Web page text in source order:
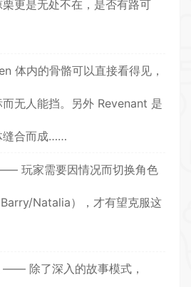
更是无处不在，是否有路可
体内的骨骼可以直接看得见，
无人能挡。另外 Revenant 是
缝合而成……
玩家需要因情况而切换角色
Natalia），才有望克服这
—— 除了深入的故事模式，